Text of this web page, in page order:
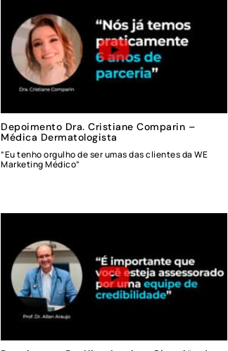
Depoimento Dra. Cristiane Comparin –
Médica Dermatologista
“Eu tenho orgulho de ser umas das clientes da WE
Marketing Médico”